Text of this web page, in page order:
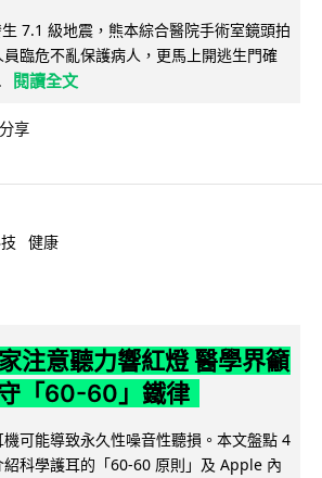
7.1 級地震，熊本綜合醫院手術室鏡頭拍
臨危不亂保護病人，更馬上開逃生門確
閱讀全文
分享
健康
注意聽力響紅燈 醫學界籲
「60-60」鐵律
可能導致永久性噪音性聽損。本文盤點 4
科學護耳的「60-60 原則」及 Apple 內